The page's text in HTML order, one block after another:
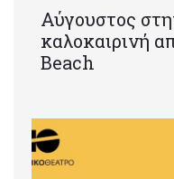
Αύγουστος
καλοκαιρινή
Beach